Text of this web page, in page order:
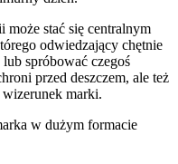
stać się centralnym
odwiedzający chętnie
spróbować czegoś
przed deszczem, ale też
marki.
w dużym formacie